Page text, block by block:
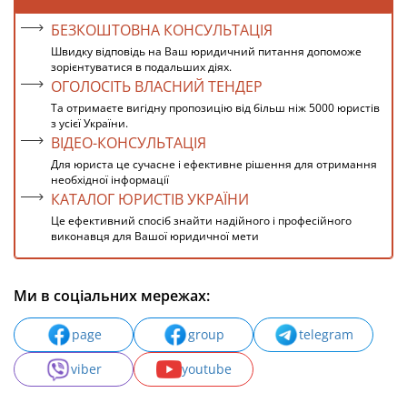
БЕЗКОШТОВНА КОНСУЛЬТАЦІЯ
Швидку відповідь на Ваш юридичний питання допоможе
зорієнтуватися в подальших діях.
ОГОЛОСІТЬ ВЛАСНИЙ ТЕНДЕР
Та отримаєте вигідну пропозицію від більш ніж 5000 юристів
з усієї України.
ВІДЕО-КОНСУЛЬТАЦІЯ
Для юриста це сучасне і ефективне рішення для отримання
необхідної інформації
КАТАЛОГ ЮРИСТІВ УКРАЇНИ
Це ефективний спосіб знайти надійного і професійного
виконавця для Вашої юридичної мети
Ми в соціальних мережах:
page group
telegram
viber
youtube